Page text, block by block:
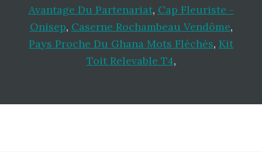
Avantage Du Partenariat, Cap Fleuriste -
Onisep, Caserne Rochambeau Vendôme,
Pays Proche Du Ghana Mots Fléchés, Kit
Toit Relevable T4,